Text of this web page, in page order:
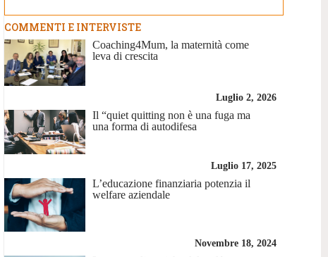
COMMENTI E INTERVISTE
Coaching4Mum, la maternità come
leva di crescita
Luglio 2, 2026
Il “quiet quitting non è una fuga ma
una forma di autodifesa
Luglio 17, 2025
L’educazione finanziaria potenzia il
welfare aziendale
Novembre 18, 2024